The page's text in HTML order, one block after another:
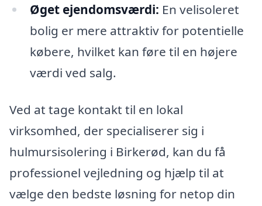
Øget ejendomsværdi: En velisoleret
bolig er mere attraktiv for potentielle
købere, hvilket kan føre til en højere
værdi ved salg.
Ved at tage kontakt til en lokal
virksomhed, der specialiserer sig i
hulmursisolering i Birkerød, kan du få
professionel vejledning og hjælp til at
vælge den bedste løsning for netop din